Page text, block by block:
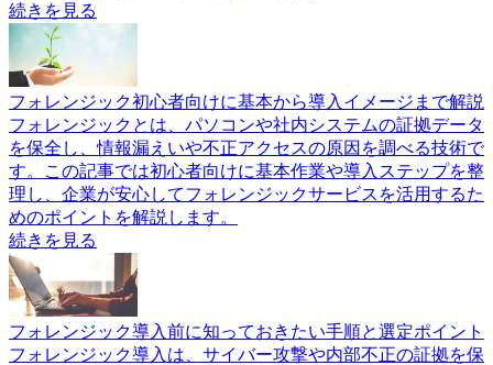
続きを見る
フォレンジック初心者向けに基本から導入イメージまで解説
フォレンジックとは、パソコンや社内システムの証拠データ
を保全し、情報漏えいや不正アクセスの原因を調べる技術で
す。この記事では初心者向けに基本作業や導入ステップを整
理し、企業が安心してフォレンジックサービスを活用するた
めのポイントを解説します。
続きを見る
フォレンジック導入前に知っておきたい手順と選定ポイント
フォレンジック導入は、サイバー攻撃や内部不正の証拠を保